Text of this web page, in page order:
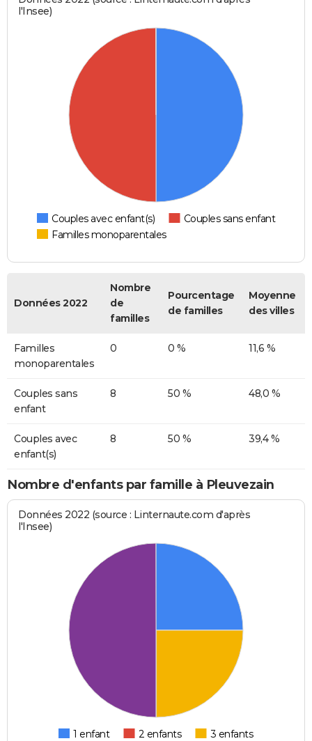
l'Insee)
Couples avec enfant(s)
Couples sans enfant
Familles monoparentales
Données 2022
Nombre
de
familles
Pourcentage
de familles
Moyenne
des villes
Familles
monoparentales
0 0 % 11,6 %
Couples sans
enfant
8 50 % 48,0 %
Couples avec
enfant(s)
8 50 % 39,4 %
Nombre d'enfants par famille à Pleuvezain
Données 2022 (source : Linternaute.com d'après
l'Insee)
1 enfant 2 enfants 3 enfants